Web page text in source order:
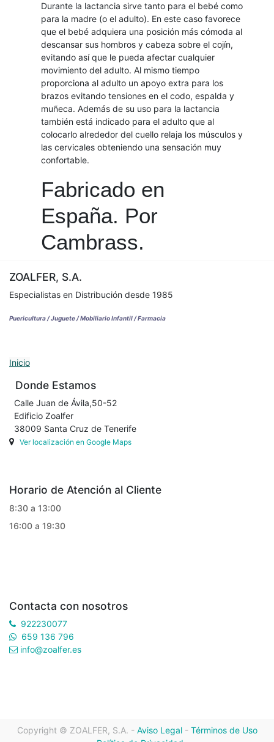
Durante la lactancia sirve tanto para el bebé como
para la madre (o el adulto). En este caso favorece
que el bebé adquiera una posición más cómoda al
descansar sus hombros y cabeza sobre el cojín,
evitando así que le pueda afectar cualquier
movimiento del adulto. Al mismo tiempo
proporciona al adulto un apoyo extra para los
brazos evitando tensiones en el codo, espalda y
muñeca. Además de su uso para la lactancia
también está indicado para el adulto que al
colocarlo alrededor del cuello relaja los músculos y
las cervicales obteniendo una sensación muy
confortable.
Fabricado en
España. Por
Cambrass.
ZOALFER, S.A.
Especialistas en Distribución desde 1985
Puericultura / Juguete / Mobiliario Infantil / Farmacia
Inicio
Donde Estamos
Calle Juan de Ávila,50-52
Edificio Zoalfer
38009 Santa Cruz de Tenerife
Ver localización en Google Maps
Horario de Atención al Cliente
8:30 a 13:00
16:00 a 19:30
Contacta con nosotros
922230077
659 136 796
info@zoalfer.es
Copyright © ZOALFER, S.A. - Aviso Legal - Términos de Uso